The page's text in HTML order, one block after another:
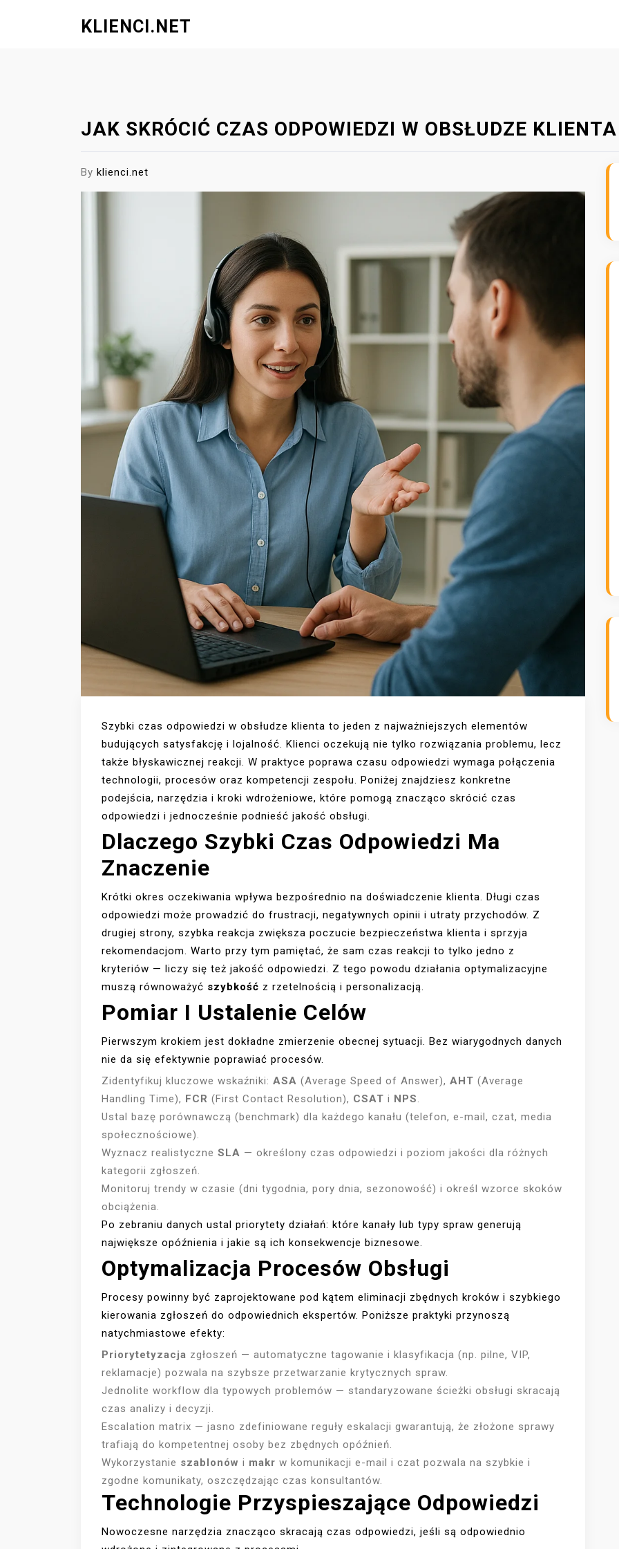
KLIENCI.NET
JAK SKRÓCIĆ CZAS ODPOWIEDZI W OBSŁUDZE KLIENTA
By klienci.net
Szybki czas odpowiedzi w obsłudze klienta to jeden z najważniejszych elementów
budujących satysfakcję i lojalność. Klienci oczekują nie tylko rozwiązania problemu, lecz
także błyskawicznej reakcji. W praktyce poprawa czasu odpowiedzi wymaga połączenia
technologii, procesów oraz kompetencji zespołu. Poniżej znajdziesz konkretne
podejścia, narzędzia i kroki wdrożeniowe, które pomogą znacząco skrócić czas
odpowiedzi i jednocześnie podnieść jakość obsługi.
Dlaczego Szybki Czas Odpowiedzi Ma
Znaczenie
Krótki okres oczekiwania wpływa bezpośrednio na doświadczenie klienta. Długi czas
odpowiedzi może prowadzić do frustracji, negatywnych opinii i utraty przychodów. Z
drugiej strony, szybka reakcja zwiększa poczucie bezpieczeństwa klienta i sprzyja
rekomendacjom. Warto przy tym pamiętać, że sam czas reakcji to tylko jedno z
kryteriów — liczy się też jakość odpowiedzi. Z tego powodu działania optymalizacyjne
muszą równoważyć szybkość z rzetelnością i personalizacją.
Pomiar I Ustalenie Celów
Pierwszym krokiem jest dokładne zmierzenie obecnej sytuacji. Bez wiarygodnych danych
nie da się efektywnie poprawiać procesów.
Zidentyfikuj kluczowe wskaźniki: ASA (Average Speed of Answer), AHT (Average
Handling Time), FCR (First Contact Resolution), CSAT i NPS.
Ustal bazę porównawczą (benchmark) dla każdego kanału (telefon, e-mail, czat, media
społecznościowe).
Wyznacz realistyczne SLA — określony czas odpowiedzi i poziom jakości dla różnych
kategorii zgłoszeń.
Monitoruj trendy w czasie (dni tygodnia, pory dnia, sezonowość) i określ wzorce skoków
obciążenia.
Po zebraniu danych ustal priorytety działań: które kanały lub typy spraw generują
największe opóźnienia i jakie są ich konsekwencje biznesowe.
Optymalizacja Procesów Obsługi
Procesy powinny być zaprojektowane pod kątem eliminacji zbędnych kroków i szybkiego
kierowania zgłoszeń do odpowiednich ekspertów. Poniższe praktyki przynoszą
natychmiastowe efekty:
Priorytetyzacja zgłoszeń — automatyczne tagowanie i klasyfikacja (np. pilne, VIP,
reklamacje) pozwala na szybsze przetwarzanie krytycznych spraw.
Jednolite workflow dla typowych problemów — standaryzowane ścieżki obsługi skracają
czas analizy i decyzji.
Escalation matrix — jasno zdefiniowane reguły eskalacji gwarantują, że złożone sprawy
trafiają do kompetentnej osoby bez zbędnych opóźnień.
Wykorzystanie szablonów i makr w komunikacji e-mail i czat pozwala na szybkie i
zgodne komunikaty, oszczędzając czas konsultantów.
Technologie Przyspieszające Odpowiedzi
Nowoczesne narzędzia znacząco skracają czas odpowiedzi, jeśli są odpowiednio